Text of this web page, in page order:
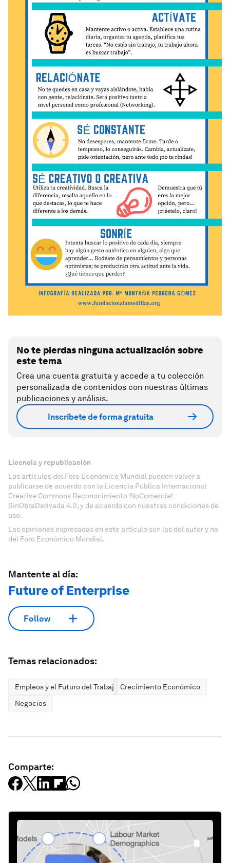
No te pierdas ninguna actualización sobre
este tema
Crea una cuenta gratuita y accede a tu colección
personalizada de contenidos con nuestras últimas
publicaciones y análisis.
Inscríbete de forma gratuita
Licencia y republicación
Los artículos del Foro Económico Mundial pueden volver a
publicarse de acuerdo con la Licencia Pública Internacional
Creative Commons Reconocimiento-NoComercial-
SinObraDerivada 4.0, y de acuerdo con nuestras condiciones de
uso.
Las opiniones expresadas en este artículo son las del autor y no
del Foro Económico Mundial.
Mantente al día:
Future of Enterprise
Follow
Temas relacionados:
Empleos y el Futuro del Trabajo
Crecimiento Económico
Negocios
Comparte: